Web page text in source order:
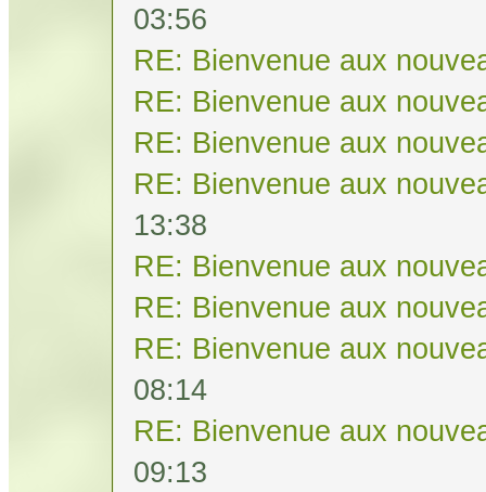
03:56
RE: Bienvenue aux
RE: Bienvenue aux
RE: Bienvenue aux
RE: Bienvenue aux
13:38
RE: Bienvenue aux
RE: Bienvenue aux
RE: Bienvenue aux
08:14
RE: Bienvenue aux
09:13